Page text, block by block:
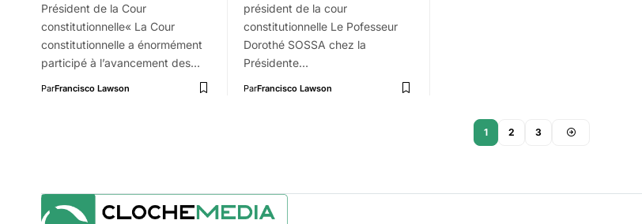
Président de la Cour
constitutionnelle« La Cour
constitutionnelle a énormément
participé à l’avancement des…
ParFrancisco Lawson
président de la cour
constitutionnelle Le Pofesseur
Dorothé SOSSA chez la
Présidente…
ParFrancisco Lawson
1 2 3